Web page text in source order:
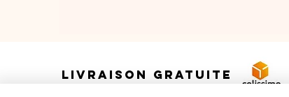
LIVRAISON GRATUITE